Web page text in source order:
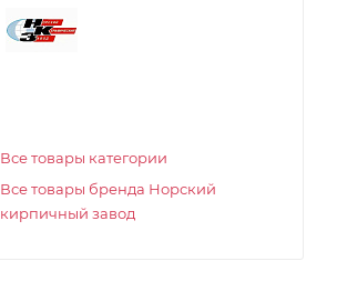
Все товары категории
Все товары бренда Норский
кирпичный завод